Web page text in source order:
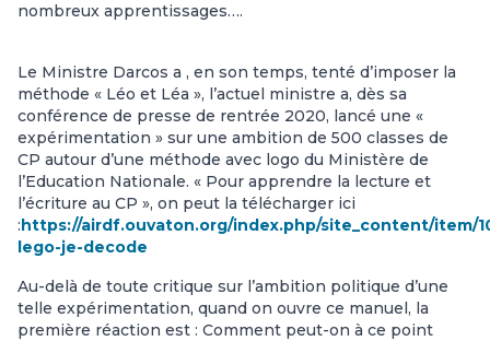
nombreux apprentissages….
Le Ministre Darcos a , en son temps, tenté d’imposer la
méthode « Léo et Léa », l’actuel ministre a, dès sa
conférence de presse de rentrée 2020, lancé une «
expérimentation » sur une ambition de 500 classes de
CP autour d’une méthode avec logo du Ministère de
l’Education Nationale. « Pour apprendre la lecture et
l’écriture au CP », on peut la télécharger ici
:https://airdf.ouvaton.org/index.php/site_content/item/
lego-je-decode
Au-delà de toute critique sur l’ambition politique d’une
telle expérimentation, quand on ouvre ce manuel, la
première réaction est : Comment peut-on à ce point